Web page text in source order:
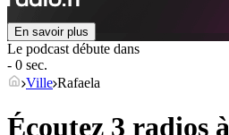
En savoir plus
Le podcast débute dans
- 0 sec.
Ville Rafaela
Écoutez 3 radios à